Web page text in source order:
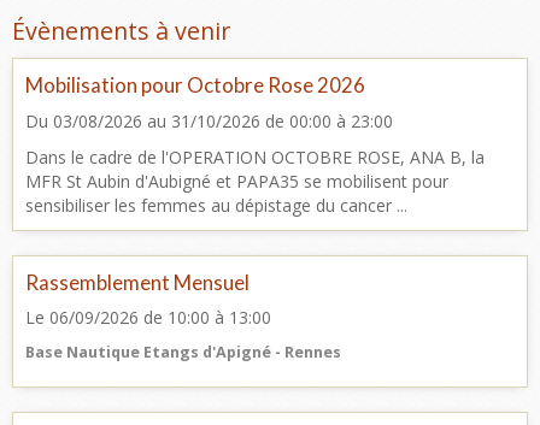
Évènements à venir
Mobilisation pour Octobre Rose 2026
Du 03/08/2026 au 31/10/2026 de 00:00 à 23:00
Dans le cadre de l'OPERATION OCTOBRE ROSE, ANA B, la
MFR St Aubin d'Aubigné et PAPA35 se mobilisent pour
sensibiliser les femmes au dépistage du cancer ...
Rassemblement Mensuel
Le 06/09/2026 de 10:00 à 13:00
Base Nautique Etangs d'Apigné - Rennes